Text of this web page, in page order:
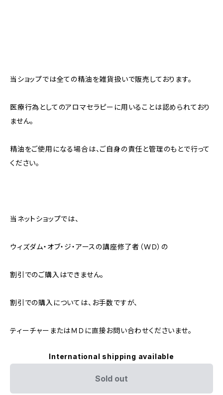
当ショップでは全ての精油を雑貨扱いで販売しております。
医療行為としてのアロマセラピーに用いることは認められており
ません。
精油をご使用になる場合は、ご自身の責任と管理のもとで行って
ください。
当ネットショップでは、
ウィズダム・オブ・ジ・アースの講座修了者（ＷＤ）の
割引でのご購入はできません。
割引での購入については、お手数ですが、
ティーチャーまたはＭＤに直接お問い合わせくださいませ。
International shipping available
Sold out